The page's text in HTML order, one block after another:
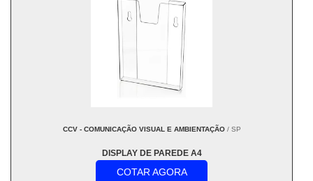
CCV - COMUNICAÇÃO VISUAL E AMBIENTAÇÃO/ SP
DISPLAY DE PAREDE A4
COTAR AGORA